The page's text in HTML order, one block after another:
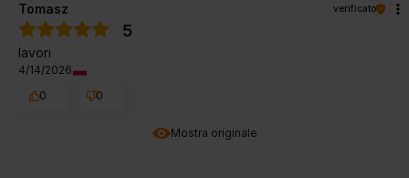
Mostra originale
Tomasz verificato
5
lavori
4/14/2026
0
0